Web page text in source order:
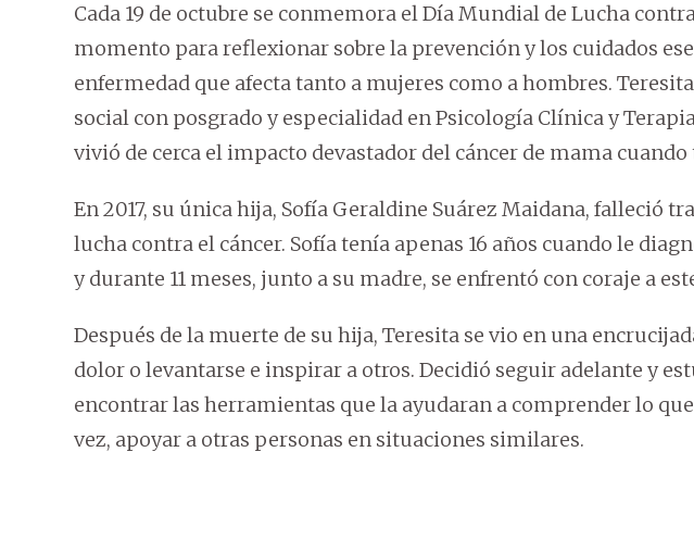
Cada 19 de octubre se conmemora el Día Mundial de Lucha
momento para reflexionar sobre la prevención y los cuidados
enfermedad que afecta tanto a mujeres como a hombres.
social con posgrado y especialidad en Psicología Clínica y
vivió de cerca el impacto devastador del cáncer de mama cuando
En 2017, su única hija, Sofía Geraldine Suárez Maidana, falleció
lucha contra el cáncer. Sofía tenía apenas 16 años cuando le
y durante 11 meses, junto a su madre, se enfrentó con coraje a
Después de la muerte de su hija, Teresita se vio en una
dolor o levantarse e inspirar a otros. Decidió seguir adelante y
encontrar las herramientas que la ayudaran a comprender lo que
vez, apoyar a otras personas en situaciones similares.